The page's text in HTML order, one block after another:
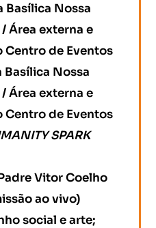
Basílica Nossa
Área externa e
Centro de Eventos
Basílica Nossa
Área externa e
Centro de Eventos
SPARK
Vitor Coelho
ao vivo)
social e arte;